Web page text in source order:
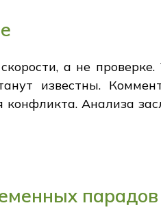
а не
известны.
конфликта. Анализа
парадов